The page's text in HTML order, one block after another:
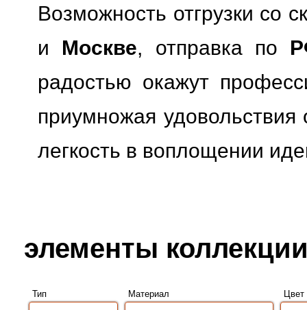
Возможность отгрузки со
и Москве, отправка по
радостью окажут
приумножая
легкость в воплощении
элементы
Тип Материал Цвет